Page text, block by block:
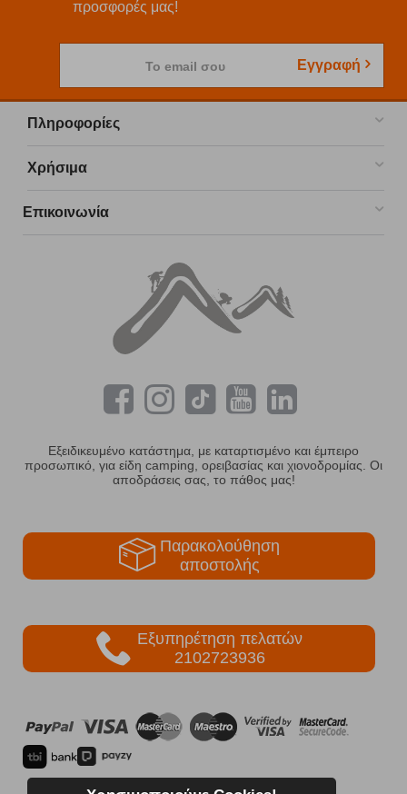
προσφορές μας!
Το email σου Εγγραφή
Πληροφορίες
Χρήσιμα
Επικοινωνία
Εξειδικευμένο κατάστημα, με καταρτισμένο και έμπειρο
προσωπικό, για είδη camping, ορειβασίας και χιονοδρομίας. Οι
αποδράσεις σας, το πάθος μας!
Παρακολούθηση
αποστολής
Εξυπηρέτηση πελατών
2102723936